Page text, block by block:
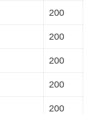
200
200
200
200
200